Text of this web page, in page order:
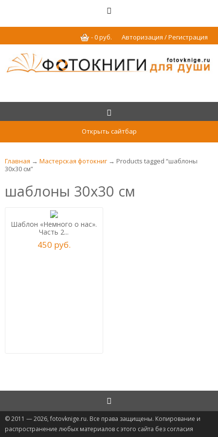
Авторизация / Регистрация
-0руб.
Открыть сайтбар
Главная → Мастерская фотокниг → Products tagged “шаблоны
30x30 см”
шаблоны 30x30 см
Шаблон «Немного о нас».
Часть 2...
450 руб.
© 2011 — 2026, fotovknige.ru. Все права защищены. Копирование и
распространение любых материалов с этого сайта без согласия